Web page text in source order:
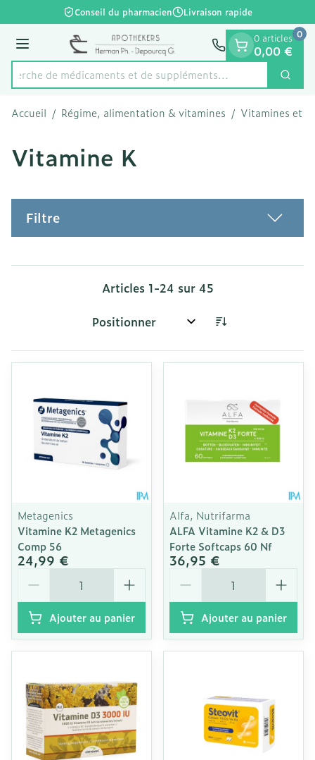
Aller au contenu
1 de 1
Conseil du pharmacien Livraison rapide
Menu
Rechercher
Recherche de médicaments et de
0 articles
0,00 €
0
Accueil / Régime, alimentation & vitamines / Vitamines et
Vitamine K
Filtre
Articles 1-24 sur 45
Trier par:
Metagenics
Vitamine K2 Metagenics
Comp 56
24,99 €
Ajouter au panier
Alfa, Nutrifarma
ALFA Vitamine K2 & D3
Forte Softcaps 60 Nf
36,95 €
Ajouter au panier